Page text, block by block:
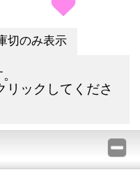
切のみ表示
リックしてくださ